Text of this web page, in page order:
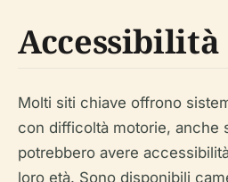
Accessibilità
Molti siti chiave offrono
con difficoltà motorie, anche
potrebbero avere
loro età. Sono disponibili